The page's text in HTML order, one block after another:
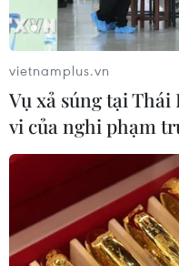
vietnamplus.vn
Vụ xả súng tại
vi của nghi phạm